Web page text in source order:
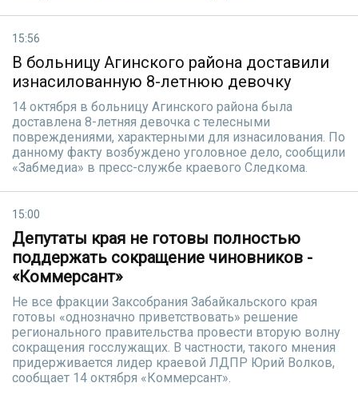
15:56
В больницу Агинского района доставили
изнасилованную 8-летнюю девочку
14 октября в больницу Агинского района была
доставлена 8-летняя девочка с телесными
повреждениями, характерными для изнасилования. По
данному факту возбуждено уголовное дело, сообщили
«Забмедиа» в пресс-службе краевого Следкома.
15:00
Депутаты края не готовы полностью
поддержать сокращение чиновников -
«Коммерсант»
Не все фракции Заксобрания Забайкальского края
готовы «однозначно приветствовать» решение
регионального правительства провести вторую волну
сокращения госслужащих. В частности, такого мнения
придерживается лидер краевой ЛДПР Юрий Волков,
сообщает 14 октября «Коммерсант».